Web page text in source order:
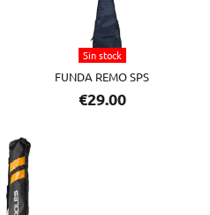
Sin stock
FUNDA REMO SPS
€29.00
Las
opciones
se
pueden
elegir